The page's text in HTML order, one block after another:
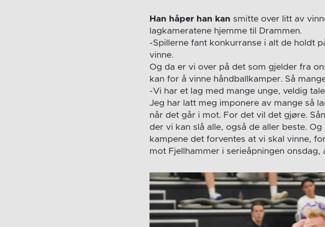
Han håper han kan smitte over litt av
lagkameratene hjemme til Drammen.
-Spillerne fant konkurranse i alt de holdt
vinne.
Og da er vi over på det som gjelder fra
kan for å vinne håndballkamper. Så
-Vi har et lag med mange unge, veldig
Jeg har latt meg imponere av mange så
når det går i mot. For det vil det gjøre.
der vi kan slå alle, også de aller beste.
kampene det forventes at vi skal vinne,
mot Fjellhammer i serieåpningen onsdag,